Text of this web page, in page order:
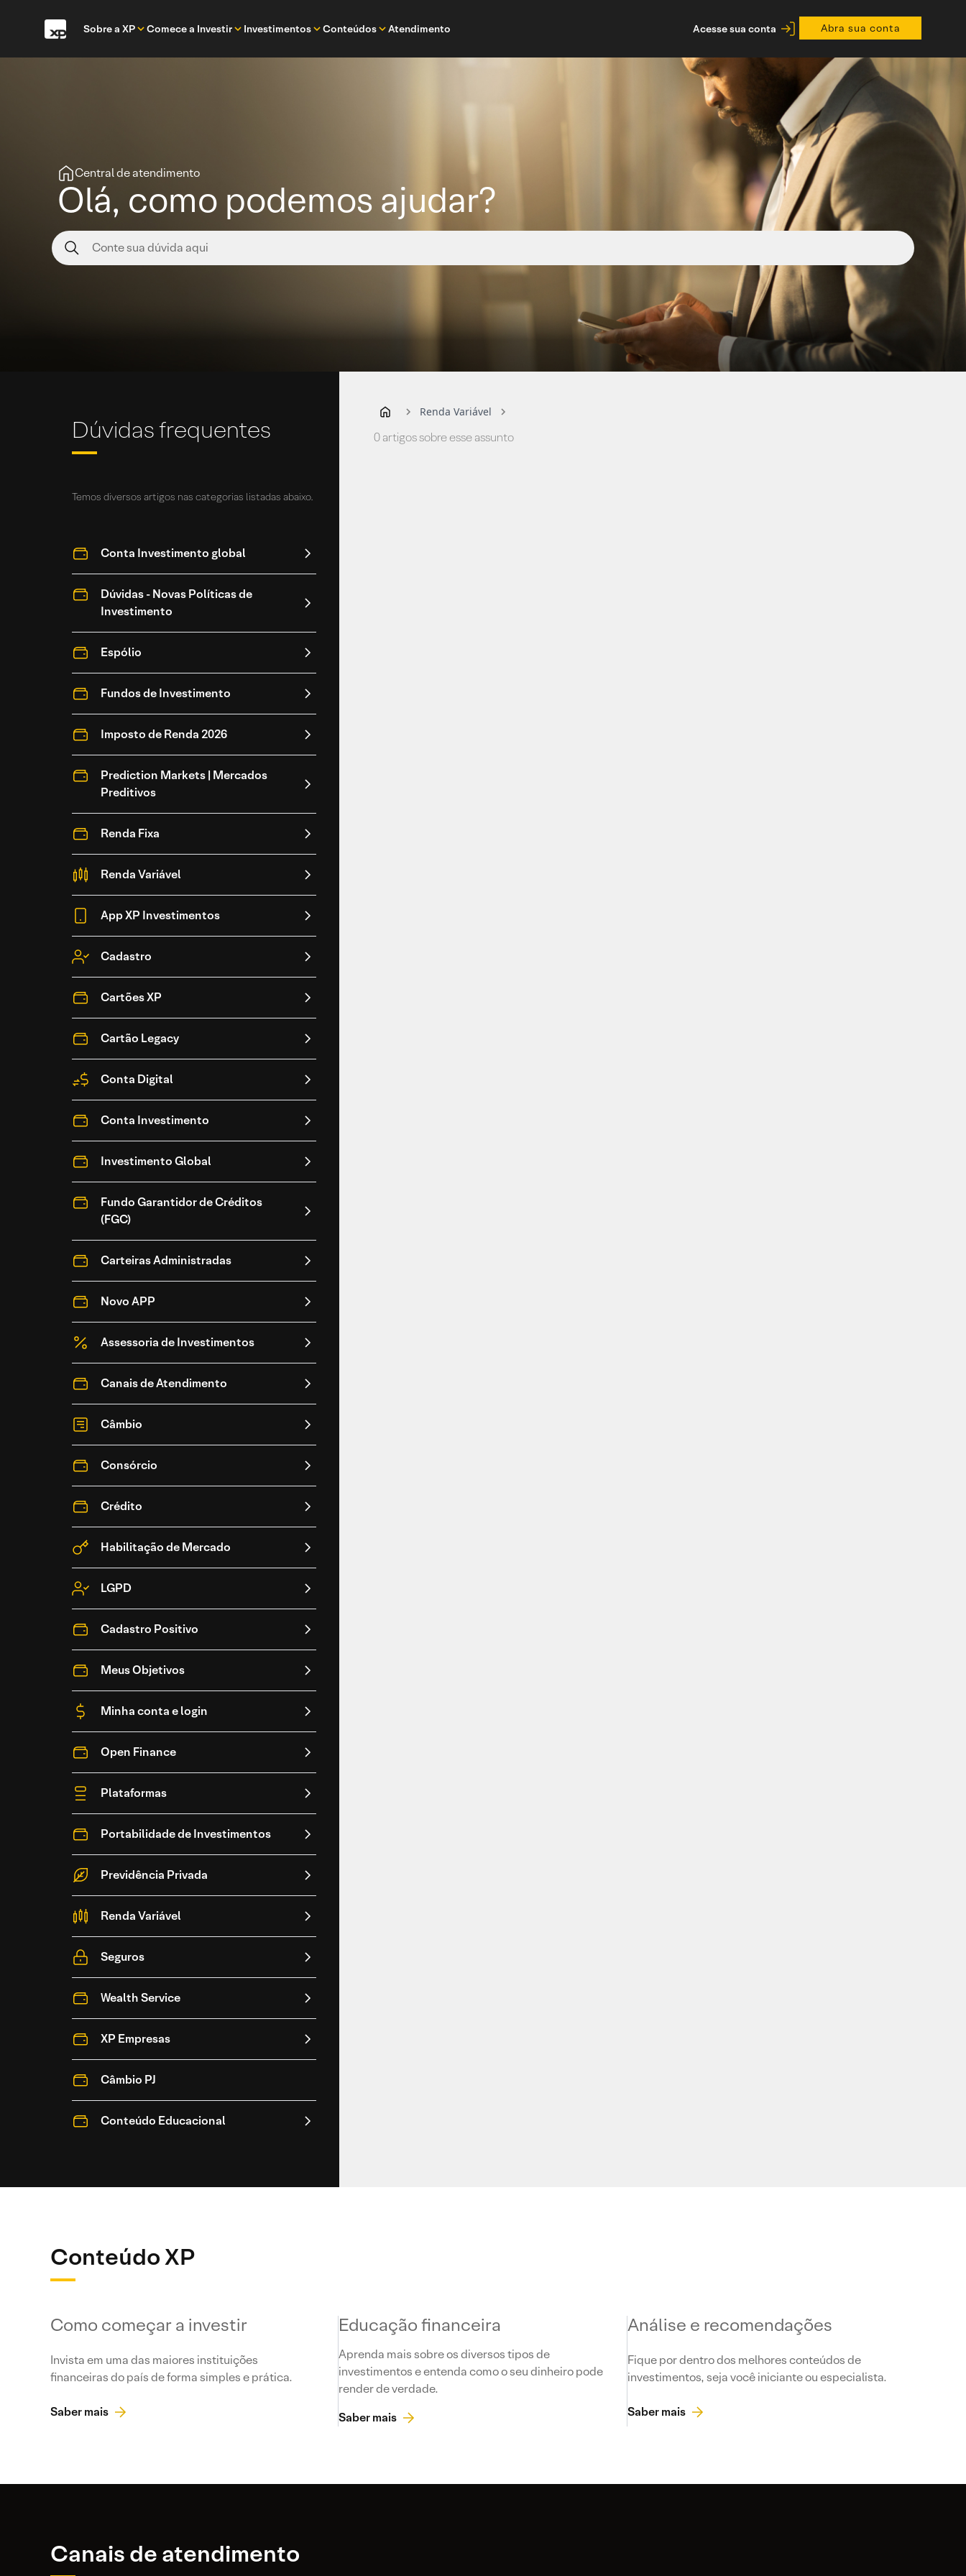
Sobre a XP Comece a Investir Investimentos Conteúdos Atendimento Acesse sua conta Abra sua conta
Central de atendimento
Olá, como podemos ajudar?
Dúvidas frequentes
Temos diversos artigos nas categorias listadas abaixo.
Renda Variável
0 artigos sobre esse assunto
Conteúdo XP
Como começar a investir
Invista em uma das maiores instituições
financeiras do país de forma simples e prática.
Saber mais
Educação financeira
Aprenda mais sobre os diversos tipos de
investimentos e entenda como o seu dinheiro pode
render de verdade.
Saber mais
Análise e recomendações
Fique por dentro dos melhores conteúdos de
investimentos, seja você iniciante ou especialista.
Saber mais
Canais de atendimento